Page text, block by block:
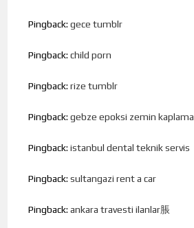
Pingback:gece tumblr
Pingback:child porn
Pingback:rize tumblr
Pingback:gebze epoksi zemin kaplama
Pingback:istanbul dental teknik servis
Pingback:sultangazi rent a car
Pingback:ankara travesti ilanlar脹